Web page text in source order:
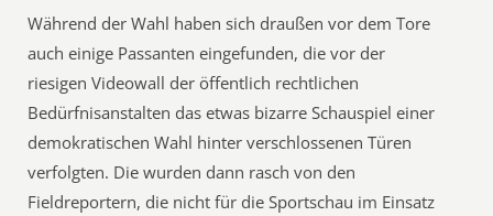
Während der Wahl haben sich draußen vor dem Tore
auch einige Passanten eingefunden, die vor der
riesigen Videowall der öffentlich rechtlichen
Bedürfnisanstalten das etwas bizarre Schauspiel einer
demokratischen Wahl hinter verschlossenen Türen
verfolgten. Die wurden dann rasch von den
Fieldreportern, die nicht für die Sportschau im Einsatz